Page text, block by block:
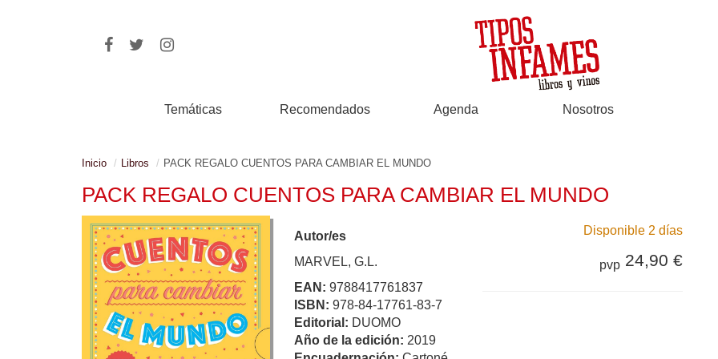
Temáticas Recomendados Agenda Nosotros
Inicio Libros PACK REGALO CUENTOS PARA CAMBIAR EL MUNDO
PACK REGALO CUENTOS PARA CAMBIAR EL MUNDO
Autor/es
MARVEL, G.L.
EAN: 9788417761837
ISBN: 978-84-17761-83-7
Editorial: DUOMO
Año de la edición: 2019
Disponible 2 días
pvp 24,90 €